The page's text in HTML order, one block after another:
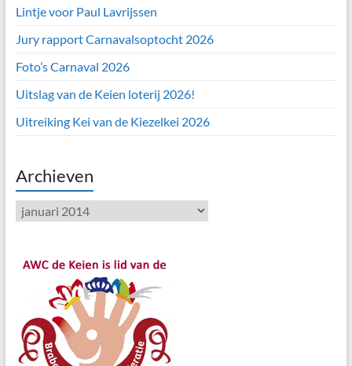
Lintje voor Paul Lavrijssen
Jury rapport Carnavalsoptocht 2026
Foto’s Carnaval 2026
Uitslag van de Keien loterij 2026!
Uitreiking Kei van de Kiezelkei 2026
Archieven
Archieven